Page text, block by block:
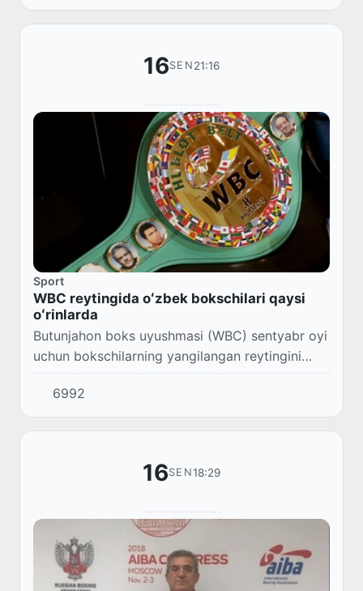
tarqatilmoqda.
16SEN 21:16
Sport
WBC reytingida oʻzbek bokschilari qaysi
oʻrinlarda
Butunjahon boks uyushmasi (WBC) sentyabr oyi
uchun bokschilarning yangilangan reytingini
eʼlon qildi.
6992
16SEN18:29